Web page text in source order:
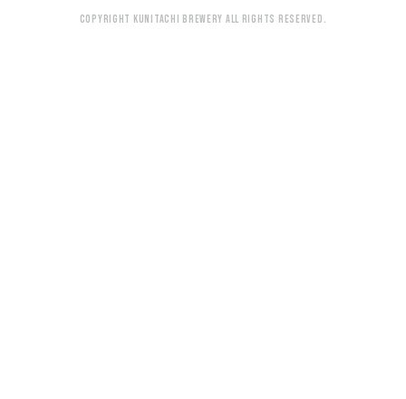
Copyright KUNITACHI BREWERY All rights reserved.